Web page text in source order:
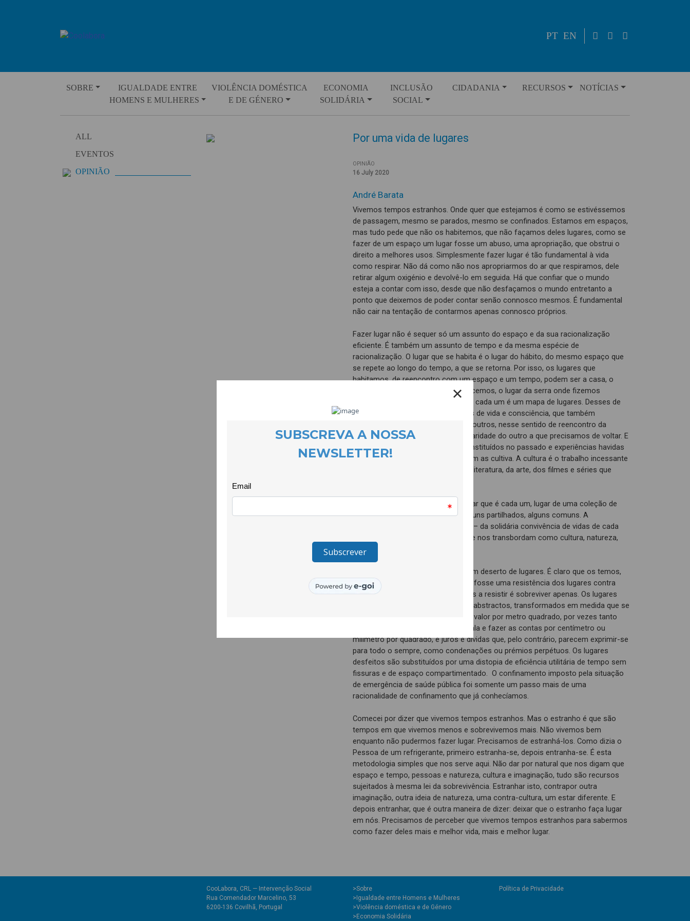
PT EN
SOBRE
IGUALDADE ENTRE
HOMENS E MULHERES
VIOLÊNCIA DOMÉSTICA
E DE GÉNERO
ECONOMIA
SOLIDÁRIA
INCLUSÃO
SOCIAL
CIDADANIA RECURSOS NOTÍCIAS
ALL
EVENTOS
OPINIÃO
Por uma vida de lugares
OPINIÃO
16 July 2020
André Barata
Vivemos tempos estranhos. Onde quer que estejamos é como se estivéssemos
de passagem, mesmo se parados, mesmo se confinados. Estamos em espaços,
mas tudo pede que não os habitemos, que não façamos deles lugares, como se
fazer de um espaço um lugar fosse um abuso, uma apropriação, que obstrui o
direito a melhores usos. Simplesmente fazer lugar é tão fundamental à vida
como respirar. Não dá como não nos apropriarmos do ar que respiramos, dele
retirar algum oxigénio e devolvê-lo em seguida. Há que confiar que o mundo
esteja a contar com isso, desde que não desfaçamos o mundo entretanto a
ponto que deixemos de poder contar senão connosco mesmos. É fundamental
não cair na tentação de contarmos apenas connosco próprios.
Fazer lugar não é sequer só um assunto do espaço e da sua racionalização
eficiente. É também um assunto de tempo e da mesma espécie de
racionalização. O lugar que se habita é o lugar do hábito, do mesmo espaço que
se repete ao longo do tempo, a que se retorna. Por isso, os lugares que
habitamos, de reencontro com um espaço e um tempo, podem ser a casa, o
lugar de trabalho, a casa onde crescemos, o lugar da serra onde fizemos
memória importante. A memória de cada um é um mapa de lugares. Desses de
espaço físico, mas também lugares de vida e consciência, que também
habitamos. Habitamo-nos uns aos outros, nesse sentido de reencontro da
amizade, de encontro com a singularidade do outro a que precisamos de voltar. E
é assim que visitamos sentidos constituídos no passado e experiências havidas
no passado, com o cuidado de quem as cultiva. A cultura é o trabalho incessante
de manter vivo o hábito que faz da literatura, da arte, dos filmes e séries que
A vida de cada um é o nome do lugar que é cada um, lugar de uma coleção de
lugares vivos, alguns singulares, alguns partilhados, alguns comuns. A
comunidade é outro nome de lugar – da solidária convivência de vidas de cada
um que são lugares nos lugares que nos transbordam como cultura, natureza,
mundo.
Mas os tempos que vivemos são um deserto de lugares. É claro que os temos,
ou não viveríamos, mas é como se fosse uma resistência dos lugares contra
uma tendência de deserto. Vivermos a resistir é sobreviver apenas. Os lugares
deslassam-se em espaço e tempo abstractos, transformados em medida que se
conta e com que se fazem contas, valor por metro quadrado, por vezes tanto
valor que se justifica mudar de escala e fazer as contas por centímetro ou
milímetro por quadrado, e juros e dívidas que, pelo contrário, parecem exprimir-se
para todo o sempre, como condenações ou prémios perpétuos. Os lugares
desfeitos são substituídos por uma distopia de eficiência utilitária de tempo sem
fissuras e de espaço compartimentado. O confinamento imposto pela situação
de emergência de saúde pública foi somente um passo mais de uma
racionalidade de confinamento que já conhecíamos.
Comecei por dizer que vivemos tempos estranhos. Mas o estranho é que são
tempos em que vivemos menos e sobrevivemos mais. Não vivemos bem
enquanto não pudermos fazer lugar. Precisamos de estranhá-los. Como dizia o
Pessoa de um refrigerante, primeiro estranha-se, depois entranha-se. É esta
metodologia simples que nos serve aqui. Não dar por natural que nos digam que
espaço e tempo, pessoas e natureza, cultura e imaginação, tudo são recursos
sujeitados à mesma lei da sobrevivência. Estranhar isto, contrapor outra
imaginação, outra ideia de natureza, uma contra-cultura, um estar diferente. E
depois entranhar, que é outra maneira de dizer: deixar que o estranho faça lugar
em nós. Precisamos de perceber que vivemos tempos estranhos para sabermos
como fazer deles mais e melhor vida, mais e melhor lugar.
CooLabora, CRL — Intervenção Social
Rua Comendador Marcelino, 53
6200-136 Covilhã, Portugal
>Sobre
>Igualdade entre Homens e Mulheres
>Violência doméstica e de Género
>Economia Solidária
Política de Privacidade